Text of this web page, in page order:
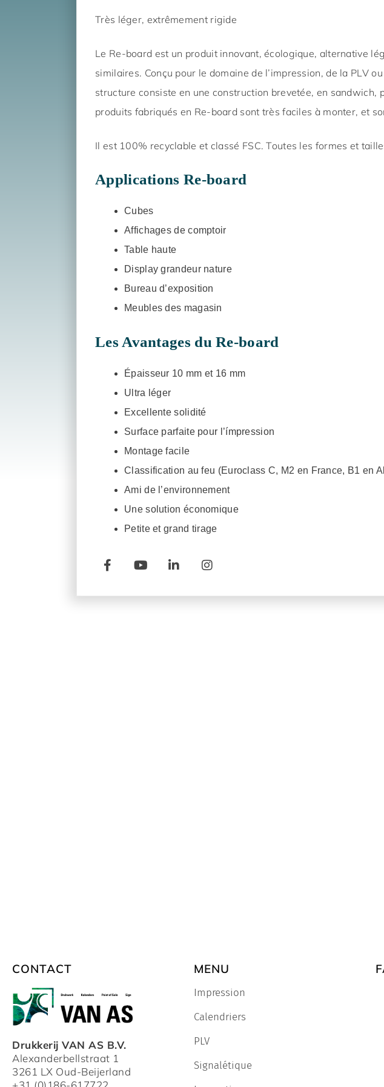
Très léger, extrêmement rigide
Le Re-board est un produit innovant, écologique, alternative
similaires. Conçu pour le domaine de l’impression, de la PLV
structure consiste en une construction brevetée, en
produits fabriqués en Re-board sont très faciles à monter, et
Il est 100% recyclable et classé FSC. Toutes les formes et
Applications Re-board
Cubes
Affichages de comptoir
Table haute
Display grandeur nature
Bureau d’exposition
Meubles des magasin
Les Avantages du Re-board
Épaisseur 10 mm et 16 mm
Ultra léger
Excellente solidité
Surface parfaite pour l’ímpression
Montage facile
Classification au feu (Euroclass C, M2 en France, B1 en
Ami de l’environnement
Une solution économique
Petite et grand tirage
CONTACT
Drukkerij VAN AS B.V.
Alexanderbellstraat 1
3261 LX Oud-Beijerland
MENU
Impression
Calendriers
PLV
Signalétique